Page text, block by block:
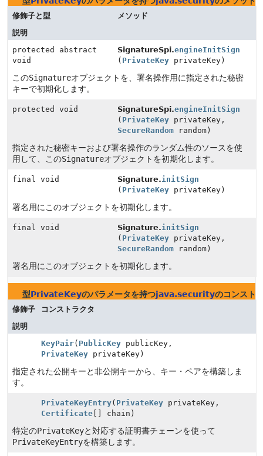
修飾子と型
メソッド
説明
protected abstract
void
SignatureSpi.engineInitSign
( PrivateKey privateKey)
このSignatureオブジェクトを、署名操作用に指定された秘密
キーで初期化します。
protected void SignatureSpi.engineInitSign
( PrivateKey privateKey,
SecureRandom random)
指定された秘密キーおよび署名操作のランダム性のソースを使
用して、このSignatureオブジェクトを初期化します。
final void Signature.initSign
( PrivateKey privateKey)
署名用にこのオブジェクトを初期化します。
final void Signature.initSign
( PrivateKey privateKey,
SecureRandom random)
署名用にこのオブジェクトを初期化します。
型PrivateKeyのパラメータを持つjava.securityのコンスト
修飾子
コンストラクタ
説明
KeyPair( PublicKey publicKey,
PrivateKey privateKey)
指定された公開キーと非公開キーから、キー・ペアを構築しま
す。
PrivateKeyEntry( PrivateKey privateKey,
Certificate [] chain)
特定のPrivateKeyと対応する証明書チェーンを使って
PrivateKeyEntryを構築します。